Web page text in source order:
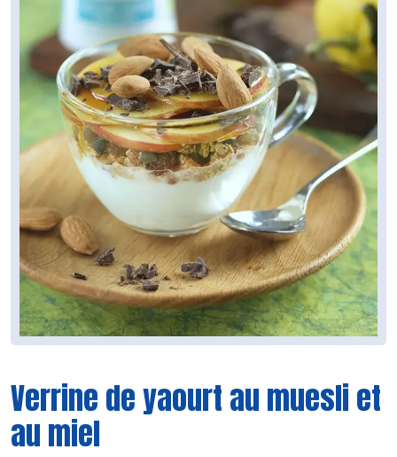
Verrine de yaourt au muesli et
au miel